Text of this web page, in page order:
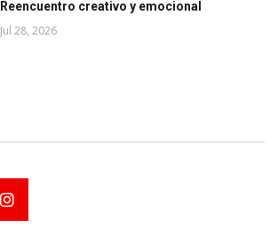
Reencuentro creativo y emocional
Jul 28, 2026